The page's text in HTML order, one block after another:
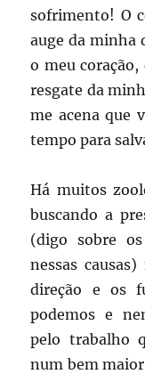
sofrimento! O
auge da minha
o meu
resgate da
me acena que
tempo para
Há muitos
buscando a
(digo sobre
nessas
direção e os
podemos e
pelo trabalho
num bem